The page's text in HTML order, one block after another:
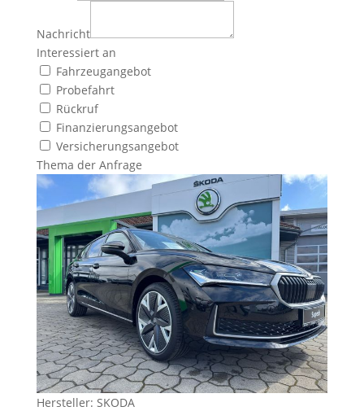
Nachricht
Interessiert an
Fahrzeugangebot
Probefahrt
Rückruf
Finanzierungsangebot
Versicherungsangebot
Thema der Anfrage
Hersteller: SKODA